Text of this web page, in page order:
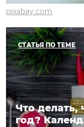
pixabay.com
СТАТЬЯ ПО ТЕМЕ
Что делать,
год?